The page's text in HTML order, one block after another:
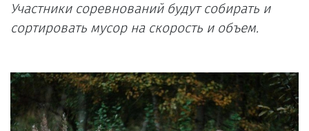
Участники соревнований будут собирать и
сортировать мусор на скорость и объем.